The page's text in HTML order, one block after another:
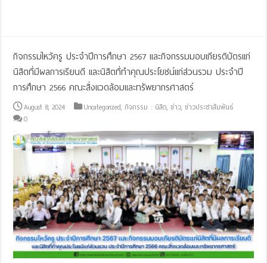
กิจกรรมไหว้ครู ประจำปีการศึกษา 2567 และกิจกรรมมอบเกียรติบัตรแก่
นิสิตที่มีผลการเรียนดี และนิสิตที่ทำคุณประโยชน์แก่ส่วนรวม ประจำปี
การศึกษา 2566 คณะสิ่งแวดล้อมและทรัพยากรศาสตร์
August 8, 2024 Uncategorized,กิจกรรม : นิสิต,ข่าว,ข่าวประชาสัมพันธ์
0